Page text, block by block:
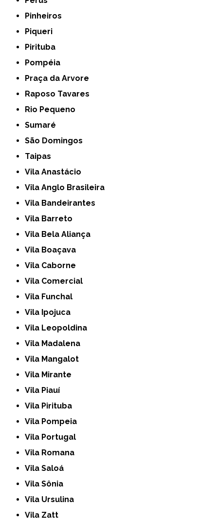
Pinheiros
Piqueri
Pirituba
Pompéia
Praça da Arvore
Raposo Tavares
Rio Pequeno
Sumaré
São Domingos
Taipas
Vila Anastácio
Vila Anglo Brasileira
Vila Bandeirantes
Vila Barreto
Vila Bela Aliança
Vila Boaçava
Vila Caborne
Vila Comercial
Vila Funchal
Vila Ipojuca
Vila Leopoldina
Vila Madalena
Vila Mangalot
Vila Mirante
Vila Piauí
Vila Pirituba
Vila Pompeia
Vila Portugal
Vila Romana
Vila Saloá
Vila Sônia
Vila Ursulina
Vila Zatt